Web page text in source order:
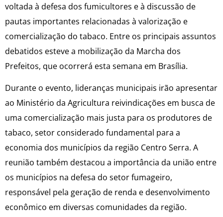
voltada à defesa dos fumicultores e à discussão de
pautas importantes relacionadas à valorização e
comercialização do tabaco. Entre os principais assuntos
debatidos esteve a mobilização da Marcha dos
Prefeitos, que ocorrerá esta semana em Brasília.
Durante o evento, lideranças municipais irão apresentar
ao Ministério da Agricultura reivindicações em busca de
uma comercialização mais justa para os produtores de
tabaco, setor considerado fundamental para a
economia dos municípios da região Centro Serra. A
reunião também destacou a importância da união entre
os municípios na defesa do setor fumageiro,
responsável pela geração de renda e desenvolvimento
econômico em diversas comunidades da região.